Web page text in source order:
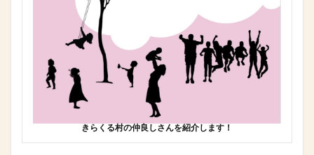
きらくる村の仲良しさんを紹介します！